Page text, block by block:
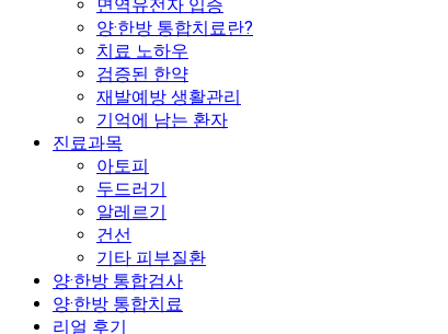
면역유전자 입증
양·한방 통합치료란?
치료 노하우
검증된 한약
재발예방 생활관리
기억에 남는 환자
진료과목
아토피
두드러기
알레르기
건선
기타 피부질환
양·한방 통합검사
양·한방 통합치료
리얼 후기